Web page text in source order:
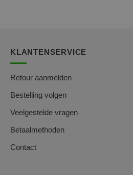
KLANTENSERVICE
Retour aanmelden
Bestelling volgen
Veelgestelde vragen
Betaalmethoden
Contact